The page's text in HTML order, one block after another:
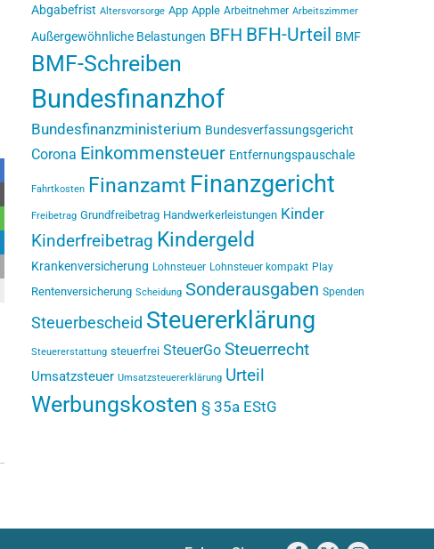
Abgabefrist Altersvorsorge App Apple Arbeitnehmer Arbeitszimmer
Außergewöhnliche Belastungen BFH BFH-Urteil BMF
BMF-Schreiben
Bundesfinanzhof
Bundesfinanzministerium Bundesverfassungsgericht
Corona Einkommensteuer Entfernungspauschale
Fahrtkosten Finanzamt Finanzgericht
Freibetrag Grundfreibetrag Handwerkerleistungen Kinder
Kinderfreibetrag Kindergeld
Krankenversicherung Lohnsteuer Lohnsteuer kompakt Play
Rentenversicherung Scheidung Sonderausgaben Spenden
Steuerbescheid Steuererklärung
Steuererstattung steuerfrei SteuerGo Steuerrecht
Umsatzsteuer Umsatzsteuererklärung Urteil
Werbungskosten § 35a EStG